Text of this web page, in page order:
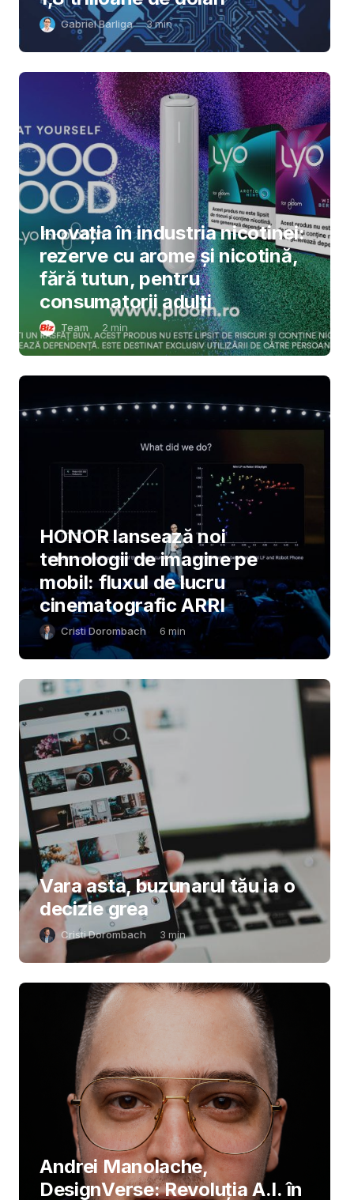
Gabriel Barliga 3min
Inovația în industria nicotinei:
rezerve cu arome și nicotină,
fără tutun, pentru
consumatorii adulți
Team 2 min
HONOR lansează noi
tehnologii de imagine pe
mobil: fluxul de lucru
cinematografic ARRI
Cristi Dorombach 6 min
Vara asta, buzunarul tău ia o
decizie grea
Cristi Dorombach 3 min
Andrei Manolache,
DesignVerse: Revoluția A.I. în